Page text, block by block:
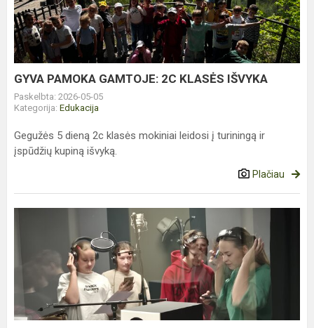
2C
KLASĖS
IŠVYKA
GYVA PAMOKA GAMTOJE: 2C KLASĖS IŠVYKA
Paskelbta: 2026-05-05
Kategorija: Edukacija
Gegužės 5 dieną 2c klasės mokiniai leidosi į turiningą ir
įspūdžių kupiną išvyką.
Plačiau